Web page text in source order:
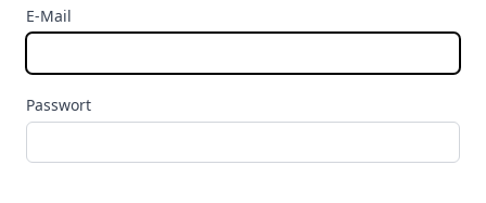
E-Mail
Passwort